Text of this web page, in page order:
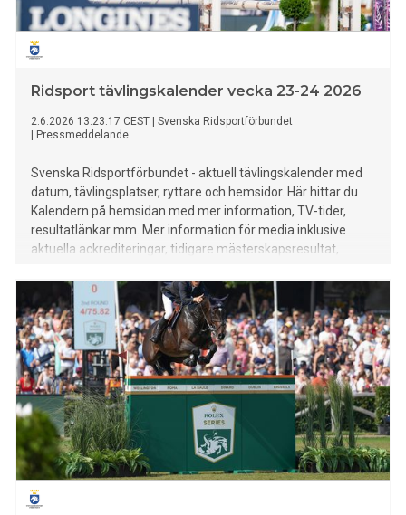
Ridsport tävlingskalender vecka 23-24 2026
2.6.2026 13:23:17 CEST
Svenska Ridsportförbundet
Pressmeddelande
Svenska Ridsportförbundet - aktuell tävlingskalender med
datum, tävlingsplatser, ryttare och hemsidor. Här hittar du
Kalendern på hemsidan med mer information, TV-tider,
resultatlänkar mm. Mer information för media inklusive
aktuella ackrediteringar, tidigare mästerskapsresultat,